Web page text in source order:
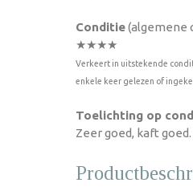
Conditie(algemene
★★★★
Verkeert in uitstekende
enkele keer gelezen of
Toelichting op
Zeer goed, kaft goed.